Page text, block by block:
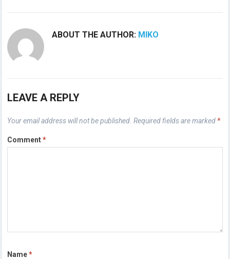
ABOUT THE AUTHOR: MIKO
LEAVE A REPLY
Your email address will not be published. Required fields are marked *
Comment*
Name*